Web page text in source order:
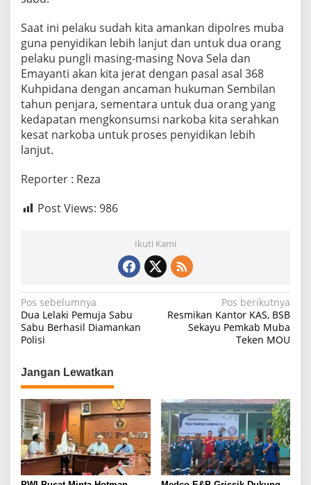
Saat ini pelaku sudah kita amankan dipolres muba
guna penyidikan lebih lanjut dan untuk dua orang
pelaku pungli masing-masing Nova Sela dan
Emayanti akan kita jerat dengan pasal asal 368
Kuhpidana dengan ancaman hukuman Sembilan
tahun penjara, sementara untuk dua orang yang
kedapatan mengkonsumsi narkoba kita serahkan
kesat narkoba untuk proses penyidikan lebih
lanjut.
Reporter : Reza
Post Views: 986
Ikuti Kami
N
a
v
i
g
a
s
i
p
o
Pos sebelumnya
Dua Lelaki Pemuja Sabu
Sabu Berhasil Diamankan
Polisi
Pos berikutnya
Resmikan Kantor KAS, BSB
Sekayu Pemkab Muba
Teken MOU
Jangan Lewatkan